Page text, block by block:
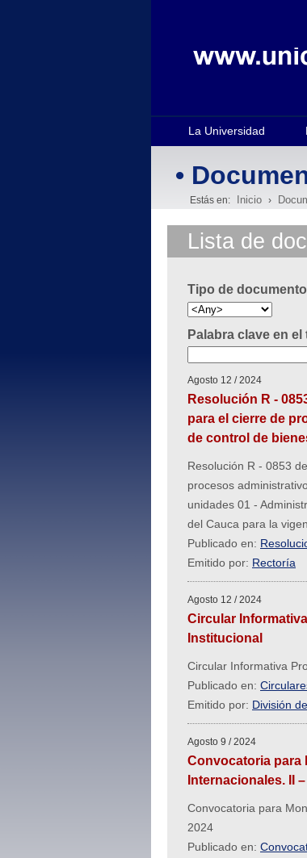
La Universidad
•
Estás en: Inicio ›
Lista de
Tipo de documento
Palabra clave en el
Agosto 12 / 2024
Resolución R -
para el cierre de
de control de
Resolución R - 0853
procesos
unidades 01 -
del Cauca para la
Publicado en:
Emitido por: Rectoría
Agosto 12 / 2024
Circular
Institucional
Circular Informativa
Publicado en:
Emitido por: División
Agosto 9 / 2024
Convocatoria para
Internacionales. II
Convocatoria para
2024
Publicado en: